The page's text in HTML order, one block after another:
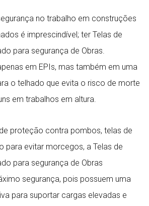
no trabalho em construções
é imprescindível; ter Telas de
para segurança de Obras.
em EPIs, mas também em uma
o telhado que evita o risco de morte
em trabalhos em altura.
proteção contra pombos, telas de
para evitar morcegos, a Telas de
para segurança de Obras
segurança, pois possuem uma
para suportar cargas elevadas e